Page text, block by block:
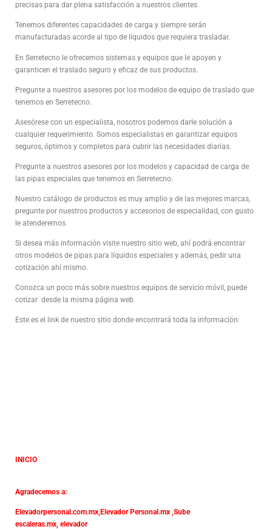
precisas para dar plena satisfacción a nuestros clientes.
Tenemos diferentes capacidades de carga y siempre serán
manufacturadas acorde al tipo de líquidos que requiera trasladar.
En Serretecno le ofrecemos sistemas y equipos que le apoyen y
garanticen el traslado seguro y eficaz de sus productos.
Pregunte a nuestros asesores por los modelos de equipo de traslado que
tenemos en Serretecno.
Asesórese con un especialista, nosotros podemos darle solución a
cualquier requerimiento. Somos especialistas en garantizar equipos
seguros, óptimos y completos para cubrir las necesidades diarias.
Pregunte a nuestros asesores por los modelos y capacidad de carga de
las pipas especiales que tenemos en Serretecno.
Nuestro catálogo de productos es muy amplio y de las mejores marcas,
pregunte por nuestros productos y accesorios de especialidad, con gusto
le atenderemos.
Si desea más información visite nuestro sitio web, ahí podrá encontrar
otros modelos de pipas para líquidos especiales y además, pedir una
cotización ahí mismo.
Conozca un poco más sobre nuestros equipos de servicio móvil, puede
cotizar desde la misma página web.
Este es el link de nuestro sitio donde encontrará toda la información:
INICIO
Agradecemos a:
Elevadorpersonal.com.mx,Elevador Personal.mx ,Sube
escaleras.mx, elevador